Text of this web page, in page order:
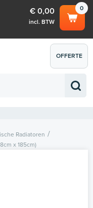
0
€ 0,00
incl. BTW
€ 0,00
OFFERTE
AANVRAGEN
Radiatoren
x 185cm)